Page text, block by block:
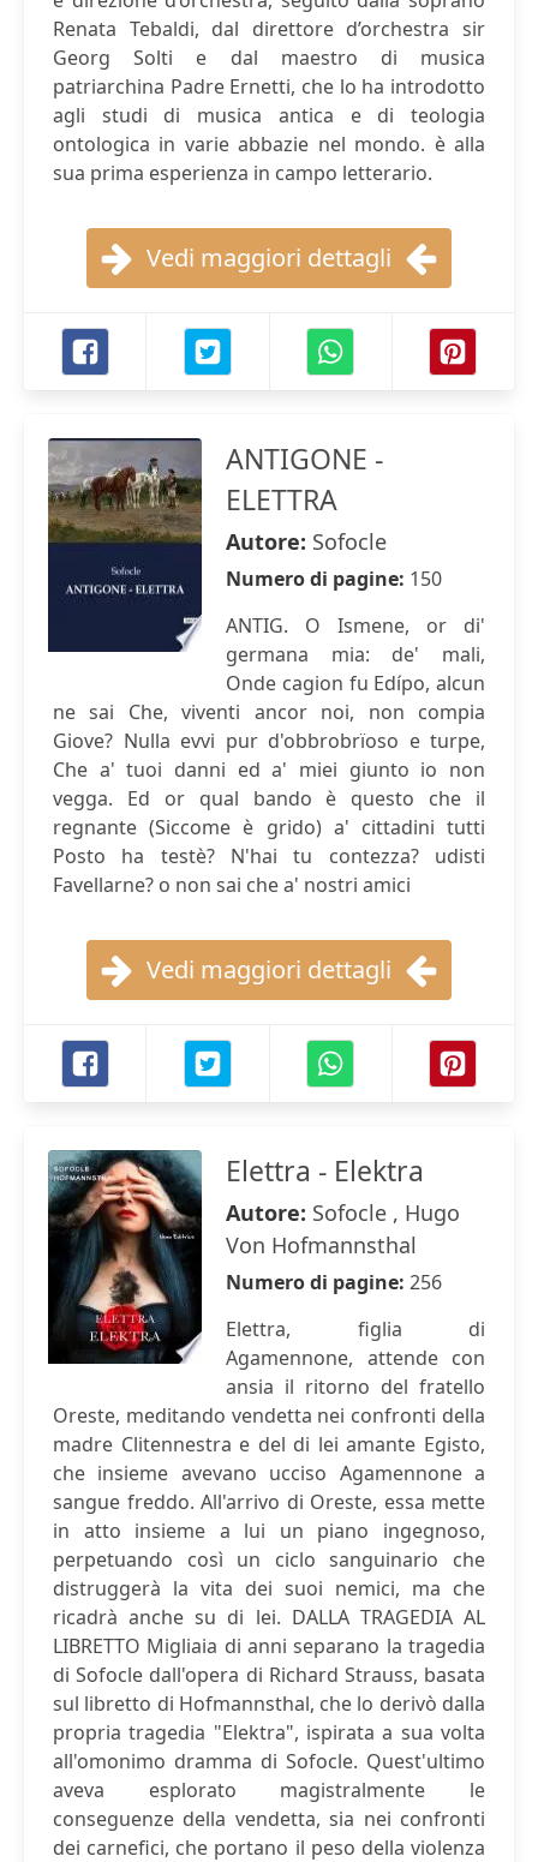
Renata Tebaldi, dal direttore d’orchestra sir
Georg Solti e dal maestro di musica
patriarchina Padre Ernetti, che lo ha introdotto
agli studi di musica antica e di teologia
ontologica in varie abbazie nel mondo. è alla
sua prima esperienza in campo letterario.
Vedi maggiori dettagli
ANTIGONE -
ELETTRA
Autore: Sofocle
Numero di pagine: 150
ANTIG. O Ismene, or di'
germana mia: de' mali,
Onde cagion fu Edípo, alcun
ne sai Che, viventi ancor noi, non compia
Giove? Nulla evvi pur d'obbrobrïoso e turpe,
Che a' tuoi danni ed a' miei giunto io non
vegga. Ed or qual bando è questo che il
regnante (Siccome è grido) a' cittadini tutti
Posto ha testè? N'hai tu contezza? udisti
Favellarne? o non sai che a' nostri amici
Vedi maggiori dettagli
Elettra - Elektra
Autore: Sofocle , Hugo
Von Hofmannsthal
Numero di pagine: 256
Elettra, figlia di
Agamennone, attende con
ansia il ritorno del fratello
Oreste, meditando vendetta nei confronti della
madre Clitennestra e del di lei amante Egisto,
che insieme avevano ucciso Agamennone a
sangue freddo. All'arrivo di Oreste, essa mette
in atto insieme a lui un piano ingegnoso,
perpetuando così un ciclo sanguinario che
distruggerà la vita dei suoi nemici, ma che
ricadrà anche su di lei. DALLA TRAGEDIA AL
LIBRETTO Migliaia di anni separano la tragedia
di Sofocle dall'opera di Richard Strauss, basata
sul libretto di Hofmannsthal, che lo derivò dalla
propria tragedia "Elektra", ispirata a sua volta
all'omonimo dramma di Sofocle. Quest'ultimo
aveva esplorato magistralmente le
conseguenze della vendetta, sia nei confronti
dei carnefici, che portano il peso della violenza